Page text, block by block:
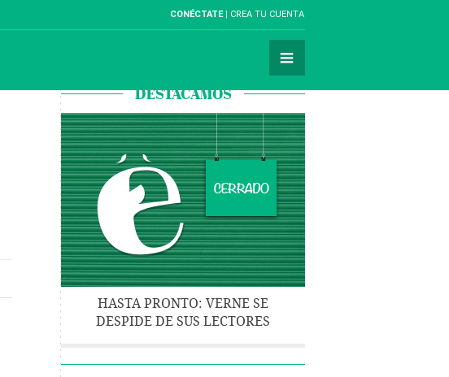
CONÉCTATE CREA TU CUENTA
DESTACAMOS
HASTA PRONTO: VERNE SE
DESPIDE DE SUS LECTORES